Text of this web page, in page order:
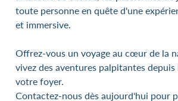
toute personne en quête d'une
et immersive.
Offrez-vous un voyage au cœur de la
vivez des aventures palpitantes
votre foyer.
Contactez-nous dès aujourd'hui pour